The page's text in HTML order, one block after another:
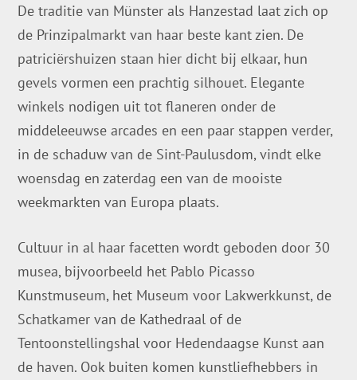
De traditie van Münster als Hanzestad laat zich op
de Prinzipalmarkt van haar beste kant zien. De
patriciërshuizen staan hier dicht bij elkaar, hun
gevels vormen een prachtig silhouet. Elegante
winkels nodigen uit tot flaneren onder de
middeleeuwse arcades en een paar stappen verder,
in de schaduw van de Sint-Paulusdom, vindt elke
woensdag en zaterdag een van de mooiste
weekmarkten van Europa plaats.
Cultuur in al haar facetten wordt geboden door 30
musea, bijvoorbeeld het Pablo Picasso
Kunstmuseum, het Museum voor Lakwerkkunst, de
Schatkamer van de Kathedraal of de
Tentoonstellingshal voor Hedendaagse Kunst aan
de haven. Ook buiten komen kunstliefhebbers in